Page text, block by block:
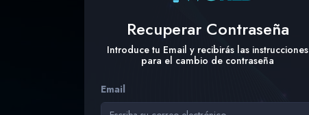
Recuperar Contraseña
Introduce tu Email y recibirás las instrucciones
para el cambio de contraseña
Email